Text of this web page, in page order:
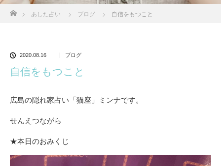
ホーム
あした占い ブログ 自信をもつこと
2020.08.16 ブログ
自信をもつこと
広島の隠れ家占い「猫座」ミンナです。
せんえつながら
★本日のおみくじ